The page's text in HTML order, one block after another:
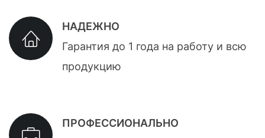
НАДЕЖНО
Гарантия до 1 года на работу и всю
продукцию
ПРОФЕССИОНАЛЬНО